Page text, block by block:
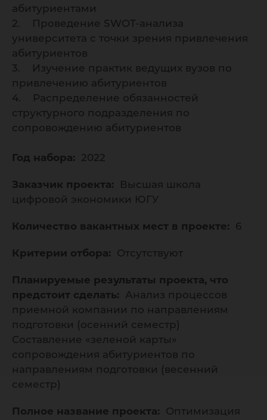
абитуриентами
2. Проведение SWOT-анализа
университета с точки зрения привлечения
абитуриентов
3. Изучение практик ведущих вузов по
привлечению абитуриентов
4. Распределение обязанностей
структурного подразделения по
сопровождению абитуриентов
Год набора: 2022
Заказчик проекта:
Высшая школа
цифровой экономики ЮГУ
Количество вакантных мест в проекте: 6
Критерии отбора: Отсутствуют
Планируемые результаты проекта, что
предстоит сделать: Анализ процессов
приемной компании по направлениям
подготовки (осенний семестр)
Составление «зеленой карты»
сопровождения абитуриентов по
направлениям подготовки (весенний
семестр)
Полное название проекта: Оптимизация